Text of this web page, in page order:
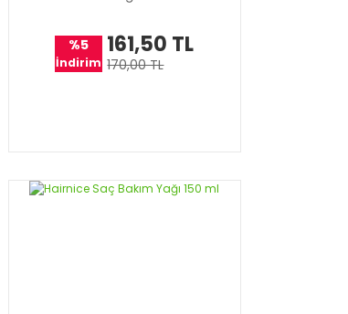
%5
İndirim
161,50 TL
170,00 TL